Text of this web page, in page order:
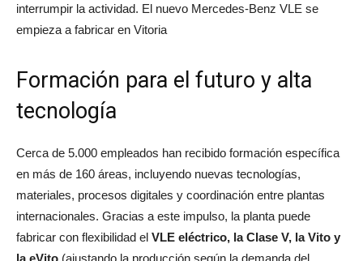
interrumpir la actividad. El nuevo Mercedes-Benz VLE se
empieza a fabricar en Vitoria
Formación para el futuro y alta
tecnología
Cerca de 5.000 empleados han recibido formación específica
en más de 160 áreas, incluyendo nuevas tecnologías,
materiales, procesos digitales y coordinación entre plantas
internacionales. Gracias a este impulso, la planta puede
fabricar con flexibilidad el VLE eléctrico, la Clase V, la Vito y